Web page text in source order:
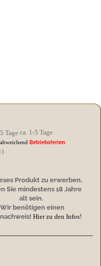
ca. 1-5 Tage
Betriebsferien
)
Produkt zu erwerben,
Sie mindestens 18 Jahre
alt sein.
benötigen einen
Hier zu den Infos!